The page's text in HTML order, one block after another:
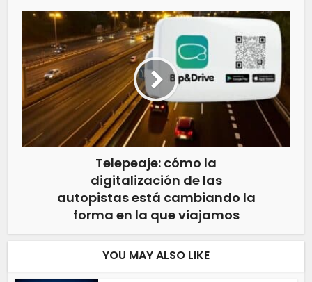
Telepeaje: cómo la
digitalización de las
autopistas está cambiando la
forma en la que viajamos
YOU MAY ALSO LIKE